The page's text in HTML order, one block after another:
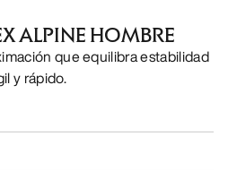
ALPINE HOMBRE
que equilibra estabilidad
y rápido.